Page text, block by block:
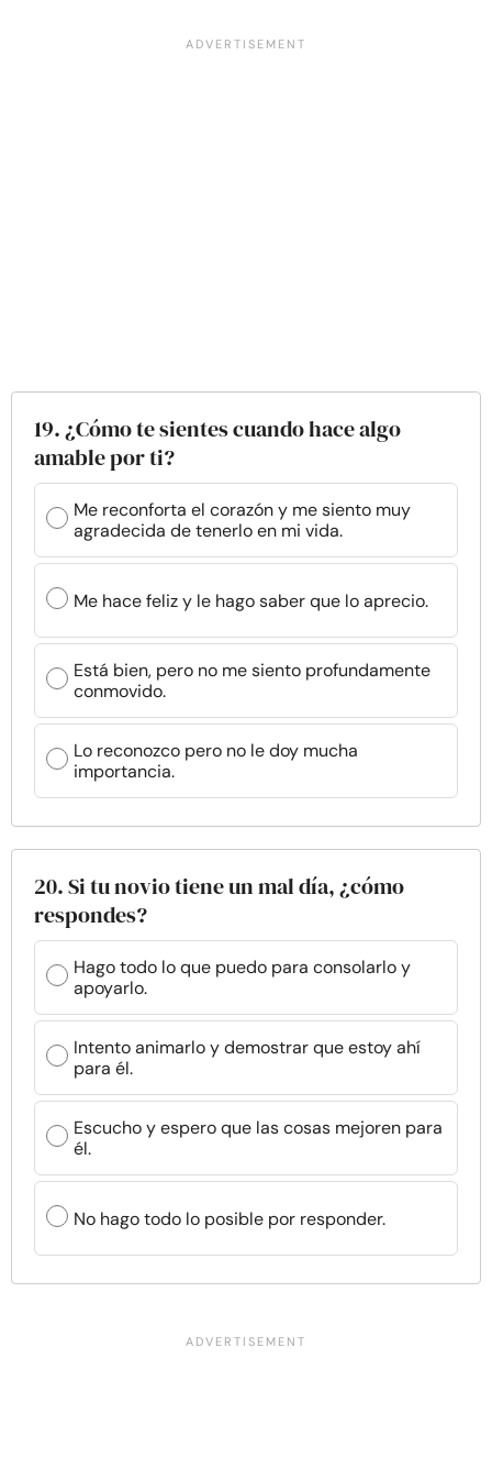
19. ¿Cómo te sientes cuando hace algo
amable por ti?
Me reconforta el corazón y me siento muy
agradecida de tenerlo en mi vida.
Me hace feliz y le hago saber que lo aprecio.
Está bien, pero no me siento profundamente
conmovido.
Lo reconozco pero no le doy mucha
importancia.
20. Si tu novio tiene un mal día, ¿cómo
respondes?
Hago todo lo que puedo para consolarlo y
apoyarlo.
Intento animarlo y demostrar que estoy ahí
para él.
Escucho y espero que las cosas mejoren para
él.
No hago todo lo posible por responder.